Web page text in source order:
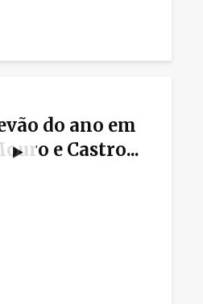
do ano em
e Castro...